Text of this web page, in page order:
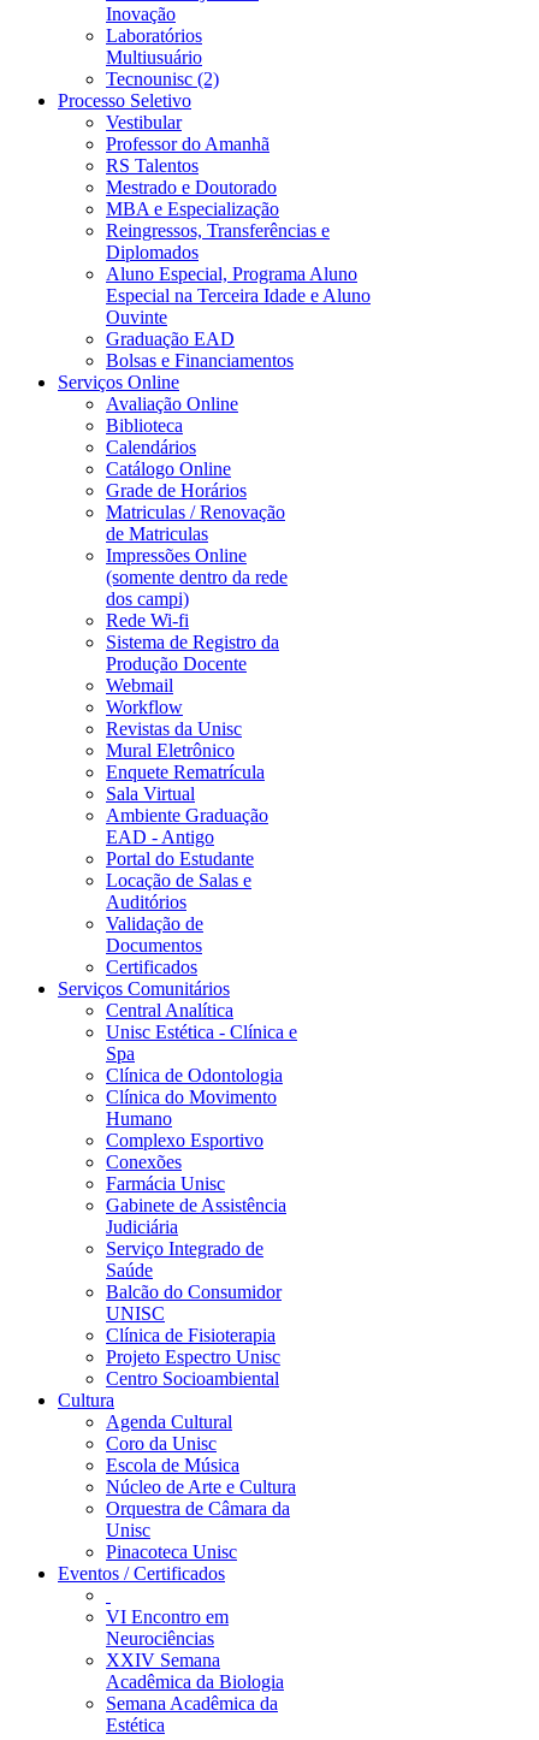
Inovação
Laboratórios
Multiusuário
Tecnounisc (2)
Processo Seletivo
Vestibular
Professor do Amanhã
RS Talentos
Mestrado e Doutorado
MBA e Especialização
Reingressos, Transferências e
Diplomados
Aluno Especial, Programa Aluno
Especial na Terceira Idade e Aluno
Ouvinte
Graduação EAD
Bolsas e Financiamentos
Serviços Online
Avaliação Online
Biblioteca
Calendários
Catálogo Online
Grade de Horários
Matriculas / Renovação
de Matriculas
Impressões Online
(somente dentro da rede
dos campi)
Rede Wi-fi
Sistema de Registro da
Produção Docente
Webmail
Workflow
Revistas da Unisc
Mural Eletrônico
Enquete Rematrícula
Sala Virtual
Ambiente Graduação
EAD - Antigo
Portal do Estudante
Locação de Salas e
Auditórios
Validação de
Documentos
Certificados
Serviços Comunitários
Central Analítica
Unisc Estética - Clínica e
Spa
Clínica de Odontologia
Clínica do Movimento
Humano
Complexo Esportivo
Conexões
Farmácia Unisc
Gabinete de Assistência
Judiciária
Serviço Integrado de
Saúde
Balcão do Consumidor
UNISC
Clínica de Fisioterapia
Projeto Espectro Unisc
Centro Socioambiental
Cultura
Agenda Cultural
Coro da Unisc
Escola de Música
Núcleo de Arte e Cultura
Orquestra de Câmara da
Unisc
Pinacoteca Unisc
Eventos / Certificados
VI Encontro em
Neurociências
XXIV Semana
Acadêmica da Biologia
Semana Acadêmica da
Estética